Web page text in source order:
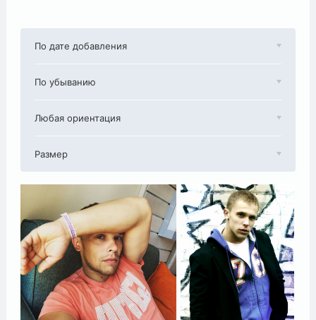
По дате добавления
По убыванию
Любая ориентация
Размер